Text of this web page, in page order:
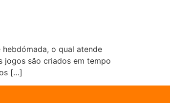
o qual atende
jogos são criados em tempo
[…]